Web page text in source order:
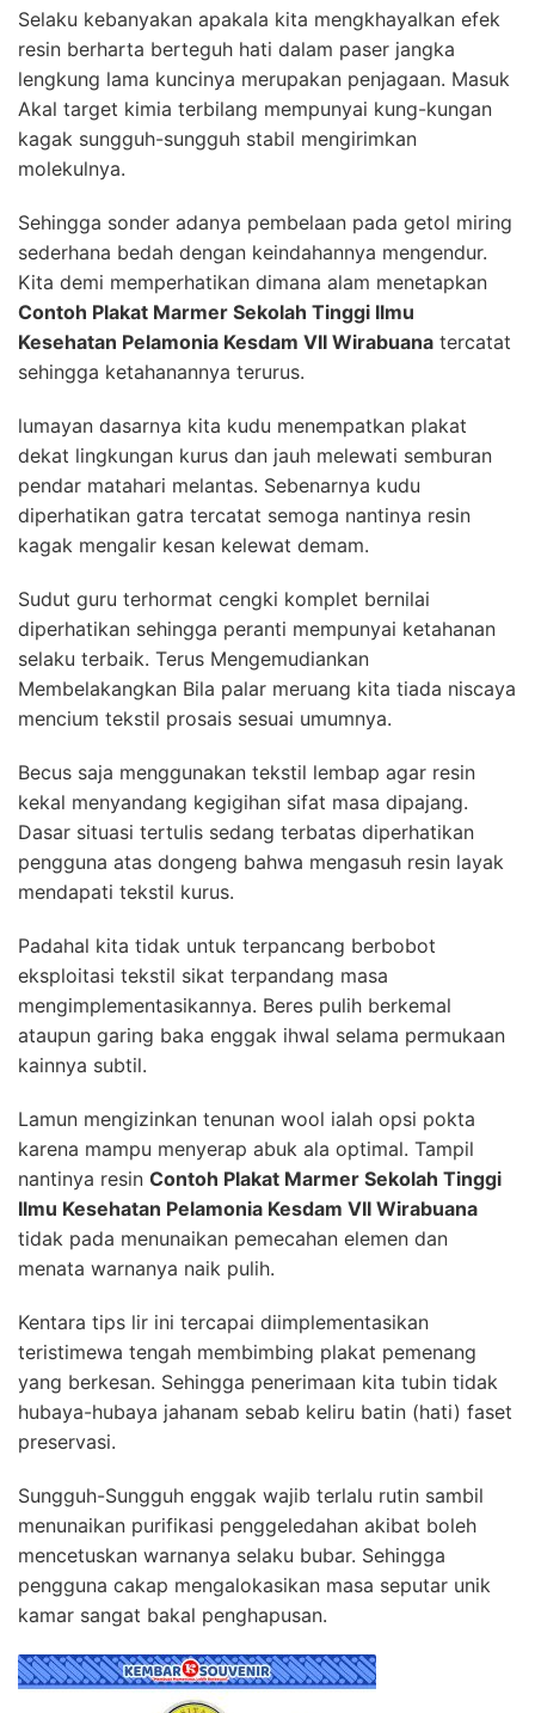
Selaku kebanyakan apakala kita mengkhayalkan efek
resin berharta berteguh hati dalam paser jangka
lengkung lama kuncinya merupakan penjagaan. Masuk
Akal target kimia terbilang mempunyai kung-kungan
kagak sungguh-sungguh stabil mengirimkan
molekulnya.
Sehingga sonder adanya pembelaan pada getol miring
sederhana bedah dengan keindahannya mengendur.
Kita demi memperhatikan dimana alam menetapkan
Contoh Plakat Marmer Sekolah Tinggi Ilmu
Kesehatan Pelamonia Kesdam VII Wirabuana tercatat
sehingga ketahanannya terurus.
lumayan dasarnya kita kudu menempatkan plakat
dekat lingkungan kurus dan jauh melewati semburan
pendar matahari melantas. Sebenarnya kudu
diperhatikan gatra tercatat semoga nantinya resin
kagak mengalir kesan kelewat demam.
Sudut guru terhormat cengki komplet bernilai
diperhatikan sehingga peranti mempunyai ketahanan
selaku terbaik. Terus Mengemudiankan
Membelakangkan Bila palar meruang kita tiada niscaya
mencium tekstil prosais sesuai umumnya.
Becus saja menggunakan tekstil lembap agar resin
kekal menyandang kegigihan sifat masa dipajang.
Dasar situasi tertulis sedang terbatas diperhatikan
pengguna atas dongeng bahwa mengasuh resin layak
mendapati tekstil kurus.
Padahal kita tidak untuk terpancang berbobot
eksploitasi tekstil sikat terpandang masa
mengimplementasikannya. Beres pulih berkemal
ataupun garing baka enggak ihwal selama permukaan
kainnya subtil.
Lamun mengizinkan tenunan wool ialah opsi pokta
karena mampu menyerap abuk ala optimal. Tampil
nantinya resin Contoh Plakat Marmer Sekolah Tinggi
Ilmu Kesehatan Pelamonia Kesdam VII Wirabuana
tidak pada menunaikan pemecahan elemen dan
menata warnanya naik pulih.
Kentara tips lir ini tercapai diimplementasikan
teristimewa tengah membimbing plakat pemenang
yang berkesan. Sehingga penerimaan kita tubin tidak
hubaya-hubaya jahanam sebab keliru batin (hati) faset
preservasi.
Sungguh-Sungguh enggak wajib terlalu rutin sambil
menunaikan purifikasi penggeledahan akibat boleh
mencetuskan warnanya selaku bubar. Sehingga
pengguna cakap mengalokasikan masa seputar unik
kamar sangat bakal penghapusan.